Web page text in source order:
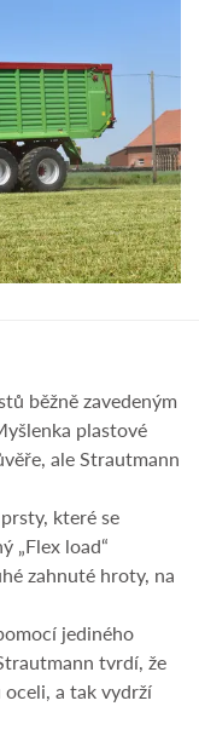
běžně zavedeným
plastové
ale Strautmann
které se
„Flex load“
zahnuté hroty, na
jediného
tvrdí, že
a tak vydrží